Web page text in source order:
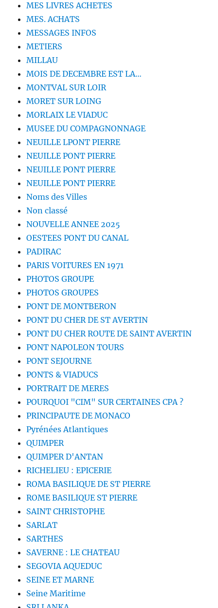
MES LIVRES ACHETES
MES. ACHATS
MESSAGES INFOS
METIERS
MILLAU
MOIS DE DECEMBRE EST LA…
MONTVAL SUR LOIR
MORET SUR LOING
MORLAIX LE VIADUC
MUSEE DU COMPAGNONNAGE
NEUILLE LPONT PIERRE
NEUILLE PONT PIERRE
NEUILLE PONT PIERRE
NEUILLE PONT PIERRE
Noms des Villes
Non classé
NOUVELLE ANNEE 2025
OESTEES PONT DU CANAL
PADIRAC
PARIS VOITURES EN 1971
PHOTOS GROUPE
PHOTOS GROUPES
PONT DE MONTBERON
PONT DU CHER DE ST AVERTIN
PONT DU CHER ROUTE DE SAINT AVERTIN
PONT NAPOLEON TOURS
PONT SEJOURNE
PONTS & VIADUCS
PORTRAIT DE MERES
POURQUOI "CIM" SUR CERTAINES CPA ?
PRINCIPAUTE DE MONACO
Pyrénées Atlantiques
QUIMPER
QUIMPER D'ANTAN
RICHELIEU : EPICERIE
ROMA BASILIQUE DE ST PIERRE
ROME BASILIQUE ST PIERRE
SAINT CHRISTOPHE
SARLAT
SARTHES
SAVERNE : LE CHATEAU
SEGOVIA AQUEDUC
SEINE ET MARNE
Seine Maritime